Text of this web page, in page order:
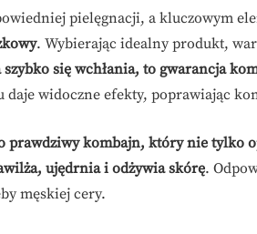
pielęgnacji, a kluczowym
. Wybierając idealny produkt,
się wchłania, to gwarancja
daje widoczne efekty, poprawiając
prawdziwy kombajn, który nie tylko
ujędrnia i odżywia skórę.
męskiej cery.